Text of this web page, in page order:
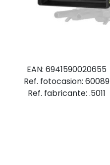
EAN: 6941590020655
Ref. fotocasion: 60089
Ref. fabricante: .5011